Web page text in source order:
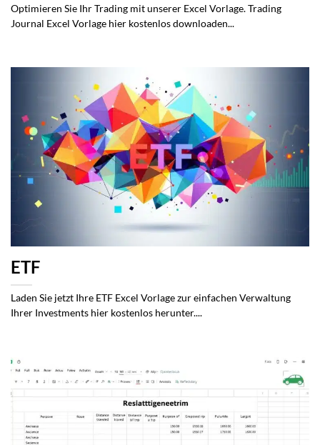
Optimieren Sie Ihr Trading mit unserer Excel Vorlage. Trading
Journal Excel Vorlage hier kostenlos downloaden...
ETF
Laden Sie jetzt Ihre ETF Excel Vorlage zur einfachen Verwaltung
Ihrer Investments hier kostenlos herunter....